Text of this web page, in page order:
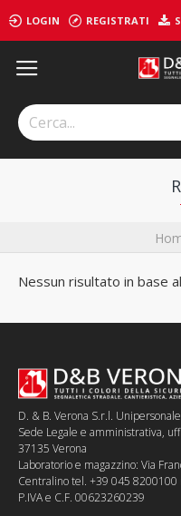
LOGIN REGISTRATI
Nessun risultato in base
D. & B. Verona S.r.l. Unipersonale
Sede Legale e amministrativa,
37135 Verona
Laboratorio e magazzino: Via
Centralino tel. +39 045
P.IVA e C.F. 00623260239